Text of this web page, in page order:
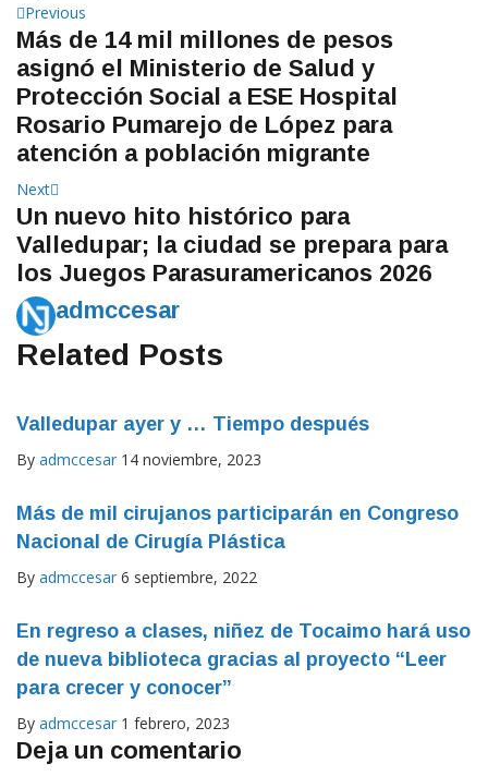
Navegación
de
entradas
Previous
post:
Más de 14 mil millones de pesos
asignó el Ministerio de Salud y
Protección Social a ESE Hospital
Rosario Pumarejo de López para
atención a población migrante
Next
post:
Un nuevo hito histórico para
Valledupar; la ciudad se prepara para
los Juegos Parasuramericanos 2026
admccesar
Related Posts
Valledupar ayer y … Tiempo después
By admccesar 14 noviembre, 2023
Más de mil cirujanos participarán en Congreso
Nacional de Cirugía Plástica
By admccesar 6 septiembre, 2022
En regreso a clases, niñez de Tocaimo hará uso
de nueva biblioteca gracias al proyecto “Leer
para crecer y conocer”
By admccesar 1 febrero, 2023
Deja un comentario